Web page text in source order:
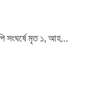
সংঘর্ষে মৃত ১, আহ…